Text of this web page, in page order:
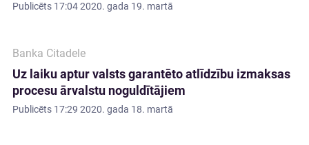
Publicēts 17:04 2020. gada 19. martā
Banka Citadele
Uz laiku aptur valsts garantēto atlīdzību izmaksas
procesu ārvalstu noguldītājiem
Publicēts 17:29 2020. gada 18. martā